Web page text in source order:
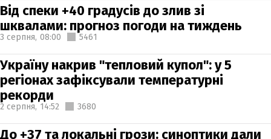
Від спеки +40 градусів до злив зі
шквалами: прогноз погоди на тиждень
3 серпня, 08:00 5461
Україну накрив "тепловий купол": у 5
регіонах зафіксували температурні
рекорди
2 серпня, 14:52 3680
До +37 та локальні грози: синоптики дали